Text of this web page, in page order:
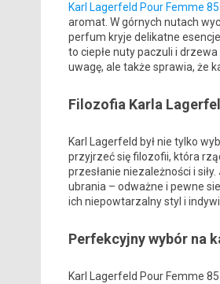
Karl Lagerfeld Pour Femme
aromat. W górnych nutach
perfum kryje delikatne
to ciepłe nuty paczuli i
uwagę, ale także sprawia, że
Filozofia Karla
Karl Lagerfeld był nie tylko
przyjrzeć się filozofii, która
przesłanie niezależności i
ubrania – odważne i pewne
ich niepowtarzalny styl i
Perfekcyjny wybór na
Karl Lagerfeld Pour Femme